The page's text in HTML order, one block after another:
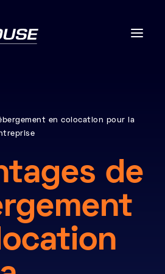
en colocation pour la
de